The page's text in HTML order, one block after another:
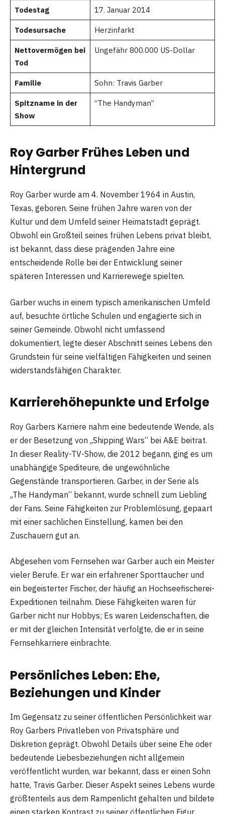
Todestag 17. Januar 2014
Todesursache Herzinfarkt
Nettovermögen bei
Tod
Ungefähr 800.000 US-Dollar
Familie Sohn: Travis Garber
Spitzname in der
Show
“The Handyman”
Roy Garber Frühes Leben und
Hintergrund
Roy Garber wurde am 4. November 1964 in Austin,
Texas, geboren. Seine frühen Jahre waren von der
Kultur und dem Umfeld seiner Heimatstadt geprägt.
Obwohl ein Großteil seines frühen Lebens privat bleibt,
ist bekannt, dass diese prägenden Jahre eine
entscheidende Rolle bei der Entwicklung seiner
späteren Interessen und Karrierewege spielten.
Garber wuchs in einem typisch amerikanischen Umfeld
auf, besuchte örtliche Schulen und engagierte sich in
seiner Gemeinde. Obwohl nicht umfassend
dokumentiert, legte dieser Abschnitt seines Lebens den
Grundstein für seine vielfältigen Fähigkeiten und seinen
widerstandsfähigen Charakter.
Karrierehöhepunkte und Erfolge
Roy Garbers Karriere nahm eine bedeutende Wende, als
er der Besetzung von „Shipping Wars“ bei A&E beitrat.
In dieser Reality-TV-Show, die 2012 begann, ging es um
unabhängige Spediteure, die ungewöhnliche
Gegenstände transportieren. Garber, in der Serie als
„The Handyman“ bekannt, wurde schnell zum Liebling
der Fans. Seine Fähigkeiten zur Problemlösung, gepaart
mit einer sachlichen Einstellung, kamen bei den
Zuschauern gut an.
Abgesehen vom Fernsehen war Garber auch ein Meister
vieler Berufe. Er war ein erfahrener Sporttaucher und
ein begeisterter Fischer, der häufig an Hochseefischerei-
Expeditionen teilnahm. Diese Fähigkeiten waren für
Garber nicht nur Hobbys; Es waren Leidenschaften, die
er mit der gleichen Intensität verfolgte, die er in seine
Fernsehkarriere einbrachte.
Persönliches Leben: Ehe,
Beziehungen und Kinder
Im Gegensatz zu seiner öffentlichen Persönlichkeit war
Roy Garbers Privatleben von Privatsphäre und
Diskretion geprägt. Obwohl Details über seine Ehe oder
bedeutende Liebesbeziehungen nicht allgemein
veröffentlicht wurden, war bekannt, dass er einen Sohn
hatte, Travis Garber. Dieser Aspekt seines Lebens wurde
größtenteils aus dem Rampenlicht gehalten und bildete